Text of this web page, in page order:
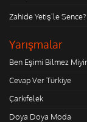
Zahide Yetiş'le Sence?
Yarışmalar
Ben Eşimi Bilmez
Cevap Ver Türkiye
Çarkıfelek
Doya Doya Moda